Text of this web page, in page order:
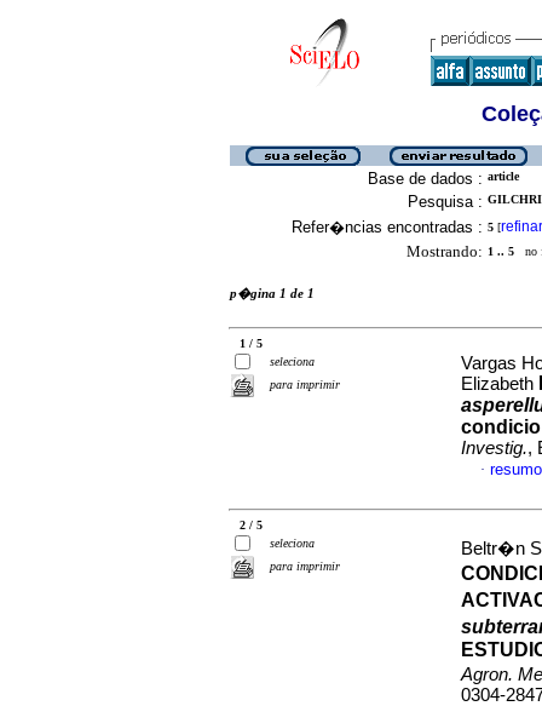
Base de dados : article
Pesquisa :
Refer�ncias encontradas : 5 [refinar
Mostrando: 1 .. 5 no
p�gina 1 de 1
1 / 5
seleciona
para imprimir
Vargas
Elizabeth
Investig.,
·
2 / 5
seleciona
para imprimir
Beltr�n
Agron.
0304-